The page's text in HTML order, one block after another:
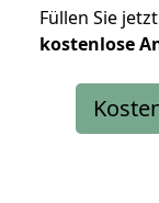
Füllen Sie
kostenlose